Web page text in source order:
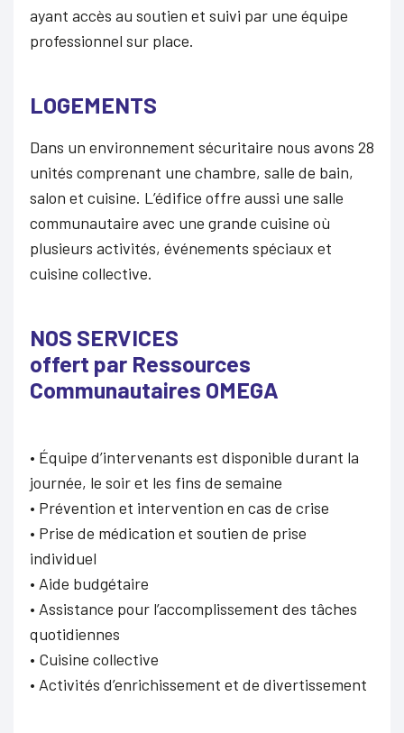
ayant accès au soutien et suivi par une équipe
professionnel sur place.
LOGEMENTS
Dans un environnement sécuritaire nous avons 28
unités comprenant une chambre, salle de bain,
salon et cuisine. L’édifice offre aussi une salle
communautaire avec une grande cuisine où
plusieurs activités, événements spéciaux et
cuisine collective.
NOS SERVICES
offert par Ressources
Communautaires OMEGA
• Équipe d’intervenants est disponible durant la
journée, le soir et les fins de semaine
• Prévention et intervention en cas de crise
• Prise de médication et soutien de prise
individuel
• Aide budgétaire
• Assistance pour l’accomplissement des tâches
quotidiennes
• Cuisine collective
• Activités d’enrichissement et de divertissement